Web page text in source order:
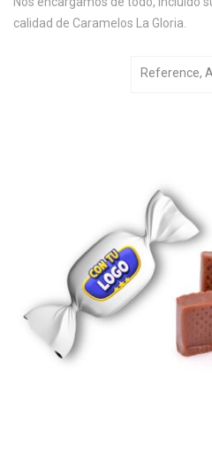
calidad de Caramelos La Gloria.
Reference,